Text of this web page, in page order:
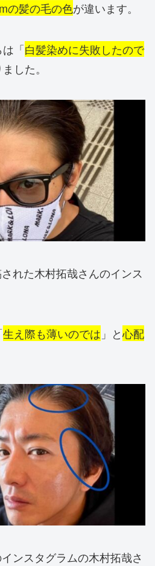
の髪の毛の色が違います。
「白髪染めに失敗したので
した。
れた木村拓哉さんのインス
生え際も薄いのでは 」と心配
ンスタグラムの木村拓哉さ